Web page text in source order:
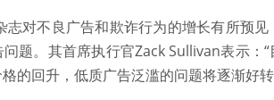
对不良广告和欺诈行为的增长有所预
题。其首席执行官Zack Sullivan表示：
的回升，低质广告泛滥的问题将逐渐好